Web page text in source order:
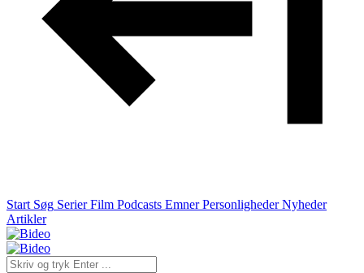
Start Søg Serier Film Podcasts Emner Personligheder Nyheder
Artikler